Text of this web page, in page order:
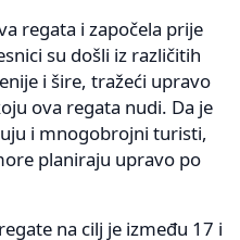
regata i započela prije
su došli iz različitih
i šire, tražeći upravo
ova regata nudi. Da je
i mnogobrojni turisti,
planiraju upravo po
na cilj je između 17 i